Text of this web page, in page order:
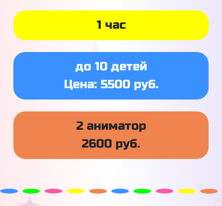
1 час
до 10 детей
Цена: 5500 руб.
2 аниматор
2600 руб.